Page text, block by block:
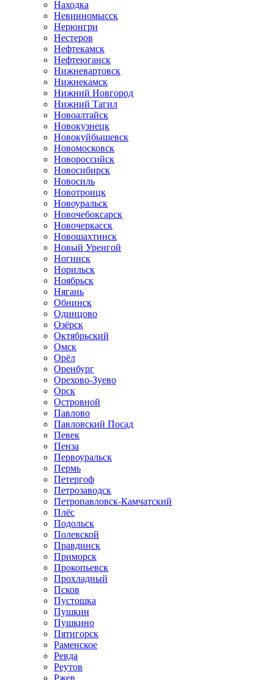
Находка
Невинномысск
Нерюнгри
Нестеров
Нефтекамск
Нефтеюганск
Нижневартовск
Нижнекамск
Нижний Новгород
Нижний Тагил
Новоалтайск
Новокузнецк
Новокуйбышевск
Новомосковск
Новороссийск
Новосибирск
Новосиль
Новотроицк
Новоуральск
Новочебоксарск
Новочеркасск
Новошахтинск
Новый Уренгой
Ногинск
Норильск
Ноябрьск
Нягань
Обнинск
Одинцово
Озёрск
Октябрьский
Омск
Орёл
Оренбург
Орехово-Зуево
Орск
Островной
Павлово
Павловский Посад
Певек
Пенза
Первоуральск
Пермь
Петергоф
Петрозаводск
Петропавловск-Камчатский
Плёс
Подольск
Полевской
Правдинск
Приморск
Прокопьевск
Прохладный
Псков
Пустошка
Пушкин
Пушкино
Пятигорск
Раменское
Ревда
Реутов
Ржев